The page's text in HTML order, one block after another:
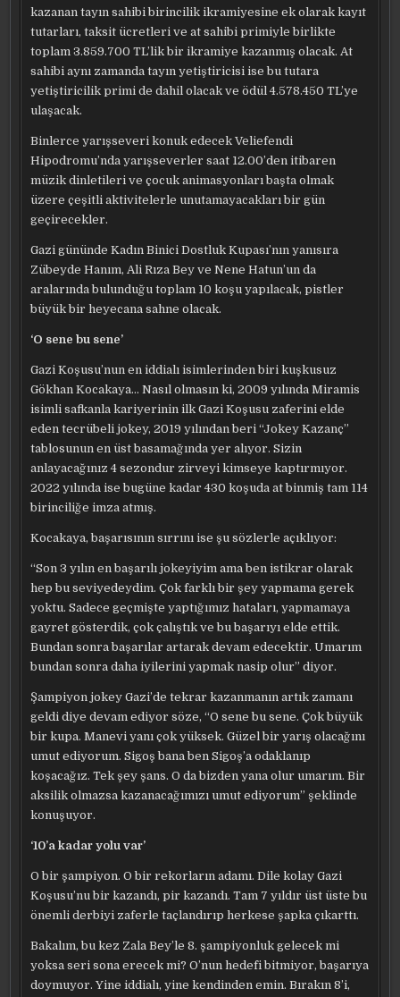
kazanan tayın sahibi birincilik ikramiyesine ek olarak kayıt
tutarları, taksit ücretleri ve at sahibi primiyle birlikte
toplam 3.859.700 TL’lik bir ikramiye kazanmış olacak. At
sahibi aynı zamanda tayın yetiştiricisi ise bu tutara
yetiştiricilik primi de dahil olacak ve ödül 4.578.450 TL’ye
ulaşacak.
Binlerce yarışseveri konuk edecek Veliefendi
Hipodromu’nda yarışseverler saat 12.00’den itibaren
müzik dinletileri ve çocuk animasyonları başta olmak
üzere çeşitli aktivitelerle unutamayacakları bir gün
geçirecekler.
Gazi gününde Kadın Binici Dostluk Kupası’nın yanısıra
Zübeyde Hanım, Ali Rıza Bey ve Nene Hatun’un da
aralarında bulunduğu toplam 10 koşu yapılacak, pistler
büyük bir heyecana sahne olacak.
‘O sene bu sene’
Gazi Koşusu’nun en iddialı isimlerinden biri kuşkusuz
Gökhan Kocakaya… Nasıl olmasın ki, 2009 yılında Miramis
isimli safkanla kariyerinin ilk Gazi Koşusu zaferini elde
eden tecrübeli jokey, 2019 yılından beri “Jokey Kazanç”
tablosunun en üst basamağında yer alıyor. Sizin
anlayacağınız 4 sezondur zirveyi kimseye kaptırmıyor.
2022 yılında ise bugüne kadar 430 koşuda at binmiş tam 114
birinciliğe imza atmış.
Kocakaya, başarısının sırrını ise şu sözlerle açıklıyor:
“Son 3 yılın en başarılı jokeyiyim ama ben istikrar olarak
hep bu seviyedeydim. Çok farklı bir şey yapmama gerek
yoktu. Sadece geçmişte yaptığımız hataları, yapmamaya
gayret gösterdik, çok çalıştık ve bu başarıyı elde ettik.
Bundan sonra başarılar artarak devam edecektir. Umarım
bundan sonra daha iyilerini yapmak nasip olur” diyor.
Şampiyon jokey Gazi’de tekrar kazanmanın artık zamanı
geldi diye devam ediyor söze, “O sene bu sene. Çok büyük
bir kupa. Manevi yanı çok yüksek. Güzel bir yarış olacağını
umut ediyorum. Sigoş bana ben Sigoş’a odaklanıp
koşacağız. Tek şey şans. O da bizden yana olur umarım. Bir
aksilik olmazsa kazanacağımızı umut ediyorum” şeklinde
konuşuyor.
‘10’a kadar yolu var’
O bir şampiyon. O bir rekorların adamı. Dile kolay Gazi
Koşusu’nu bir kazandı, pir kazandı. Tam 7 yıldır üst üste bu
önemli derbiyi zaferle taçlandırıp herkese şapka çıkarttı.
Bakalım, bu kez Zala Bey’le 8. şampiyonluk gelecek mi
yoksa seri sona erecek mi? O’nun hedefi bitmiyor, başarıya
doymuyor. Yine iddialı, yine kendinden emin. Bırakın 8’i,